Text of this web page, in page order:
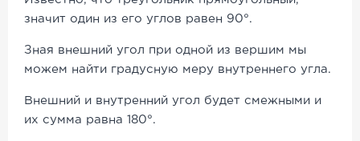
значит один из его углов равен 90°.
Зная внешний угол при одной из вершим мы
можем найти градусную меру внутреннего угла.
Внешний и внутренний угол будет смежными и
их сумма равна 180°.